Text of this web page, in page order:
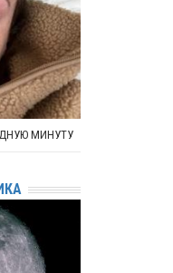
МИНУТУ